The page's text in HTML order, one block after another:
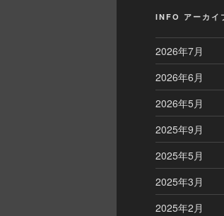
INFO アーカイ
2026年7月
2026年6月
2026年5月
2025年9月
2025年5月
2025年3月
2025年2月